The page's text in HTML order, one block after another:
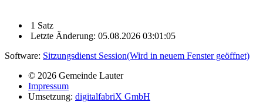
1 Satz
Letzte Änderung: 05.08.2026 03:01:05
Software: Sitzungsdienst Session(Wird in neuem Fenster geöffnet)
© 2026 Gemeinde Lauter
Impressum
Umsetzung: digitalfabriX GmbH